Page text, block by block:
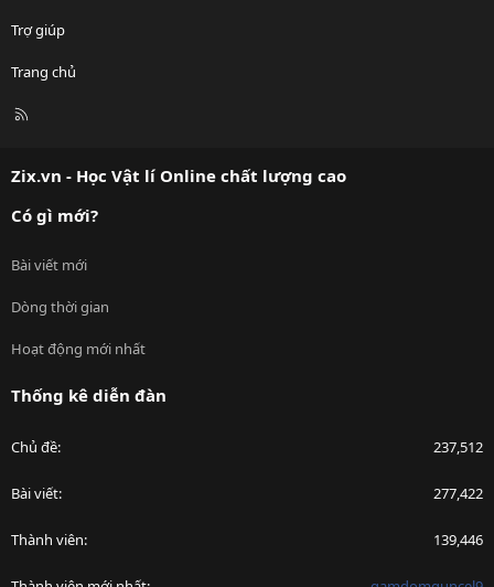
Trợ giúp
Trang chủ
R
Zix.vn - Học Vật lí Online chất lượng cao
Có gì mới?
Bài viết mới
Dòng thời gian
Hoạt động mới nhất
Thống kê diễn đàn
Chủ đề 237,512
Bài viết 277,422
Thành viên 139,446